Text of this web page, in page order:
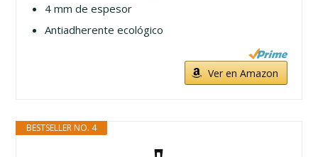
4 mm de espesor
Antiadherente ecológico
Ver en Amazon
BESTSELLER NO. 4